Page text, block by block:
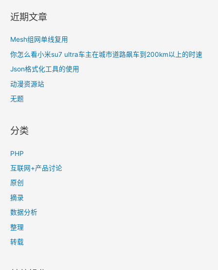
近期文章
Mesh组网单线复用
你怎么看小米su7 ultra车主在城市道路飙车到200km以上的时速
Json格式化工具的使用
动漫资源站
无题
分类
PHP
互联网+产品讨论
原创
摘录
数据分析
整理
转载